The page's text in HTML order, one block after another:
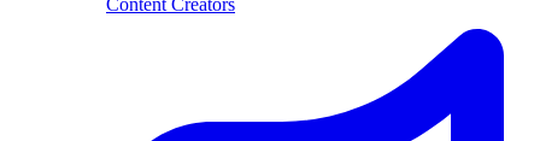
Content Creators